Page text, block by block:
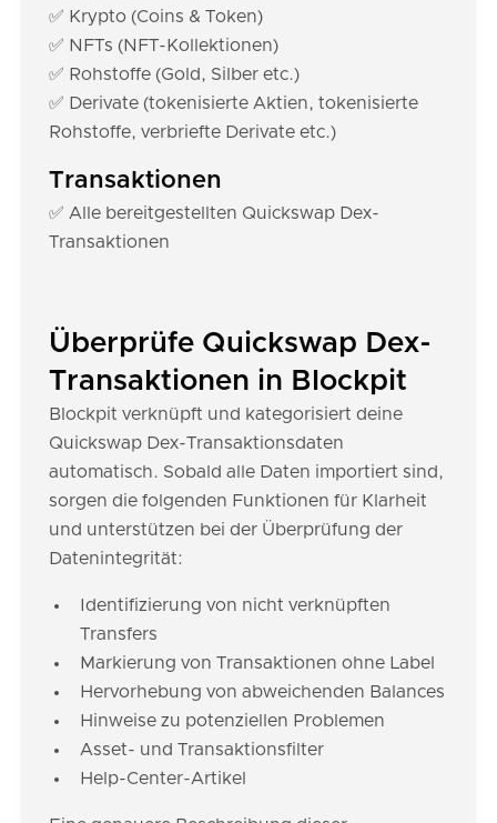
✅ Krypto (Coins & Token)
✅ NFTs (NFT-Kollektionen)
✅ Rohstoffe (Gold, Silber etc.)
✅ Derivate (tokenisierte Aktien, tokenisierte
Rohstoffe, verbriefte Derivate etc.)
Transaktionen
✅ Alle bereitgestellten Quickswap Dex-
Transaktionen
Überprüfe Quickswap Dex-
Transaktionen in Blockpit
Blockpit verknüpft und kategorisiert deine
Quickswap Dex-Transaktionsdaten
automatisch. Sobald alle Daten importiert sind,
sorgen die folgenden Funktionen für Klarheit
und unterstützen bei der Überprüfung der
Datenintegrität:
Identifizierung von nicht verknüpften
Transfers
Markierung von Transaktionen ohne Label
Hervorhebung von abweichenden Balances
Hinweise zu potenziellen Problemen
Asset- und Transaktionsfilter
Help-Center-Artikel